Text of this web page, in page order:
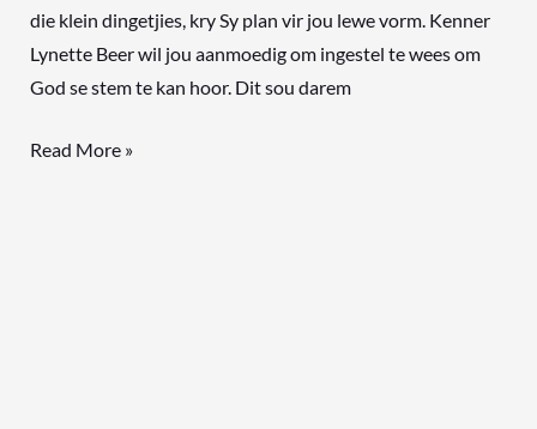
die klein dingetjies, kry Sy plan vir jou lewe vorm. Kenner
Lynette Beer wil jou aanmoedig om ingestel te wees om
God se stem te kan hoor. Dit sou darem
Read More »